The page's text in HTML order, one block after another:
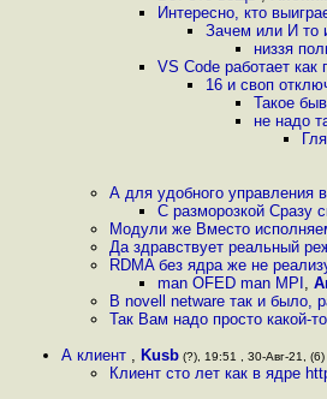
Интересно, кто
Зачем или И то
низзя
VS Code работает
16 и своп
Такое
не надо
А для удобного управления
С разморозкой Сразу
Модули же Вместо
Да здравствует реальный
RDMA без ядра же не
man OFED man MPI ,
В novell netware так и было,
Так Вам надо просто какой-
А клиент , Kusb (?), 19:51 , 30-Авг-21, (6)
Клиент сто лет как в ядре